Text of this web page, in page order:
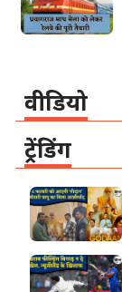
वीडियो
ट्रेंडिंग